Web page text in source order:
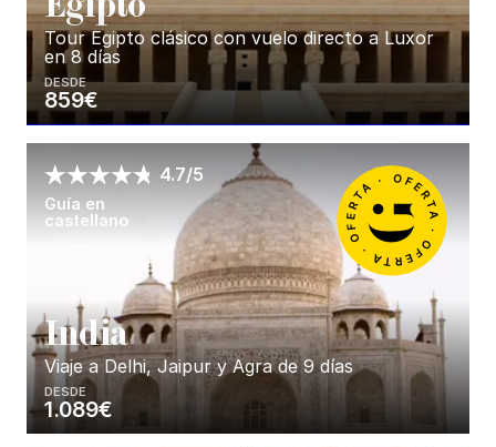
Tour Egipto clásico con vuelo directo a Luxor
en 8 días
DESDE
859€
Enséñame más...
4.7/5
Guía en
castellano
India
Viaje a Delhi, Jaipur y Agra de 9 días
DESDE
1.089€